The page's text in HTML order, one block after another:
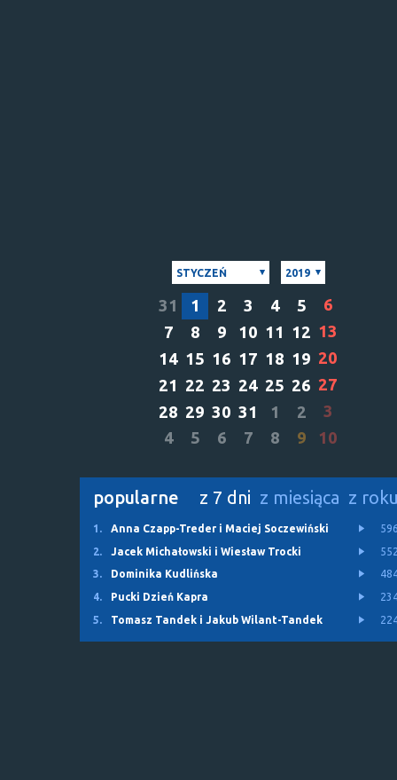
STYCZEŃ 2019
31 1 2 3 4 5
6
7
8 9 10 11 12 13
14 15 16 17 18 19 20
21 22 23 24 25 26 27
28 29 30 31 1 2
3
4
5 6 7 8 9 10
popularne z 7 dni z miesiąca z
1. Anna Czapp-Treder i Maciej Soczewiński
2.
Jacek Michałowski i Wiesław Trocki
3.
Dominika Kudlińska
4.
Pucki Dzień Kapra
5.
Tomasz Tandek i Jakub Wilant-Tandek